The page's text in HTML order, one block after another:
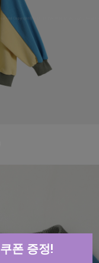
폰 증정!